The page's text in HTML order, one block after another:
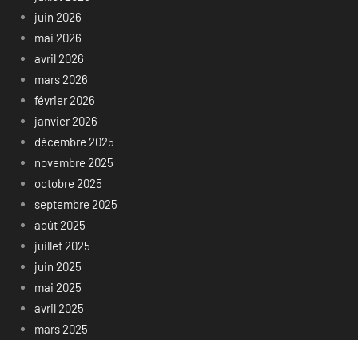
juin 2026
mai 2026
avril 2026
mars 2026
février 2026
janvier 2026
décembre 2025
novembre 2025
octobre 2025
septembre 2025
août 2025
juillet 2025
juin 2025
mai 2025
avril 2025
mars 2025